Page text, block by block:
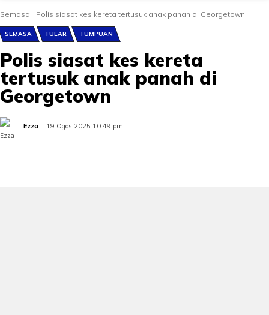
Semasa Polis siasat kes kereta tertusuk anak panah di Georgetown
SEMASA TULAR TUMPUAN
Polis siasat kes kereta
tertusuk anak panah di
Georgetown
Ezza 19 Ogos 2025 10:49 pm